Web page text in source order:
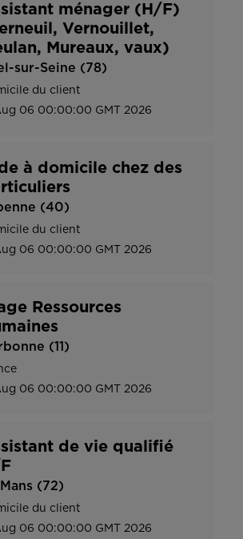
ménager (H/F)
Vernouillet,
Mureaux, vaux)
sur-Seine (78)
du client
06 00:00:00 GMT 2026
à domicile chez des
(40)
du client
06 00:00:00 GMT 2026
Ressources
(11)
06 00:00:00 GMT 2026
de vie qualifié
(72)
du client
06 00:00:00 GMT 2026